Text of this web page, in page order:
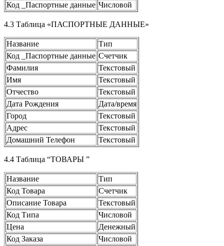
Код _Паспортные данные Числовой
4.3 Таблица «ПАСПОРТНЫЕ ДАННЫЕ»
Название
Тип
Код _Паспортные данные Счетчик
Фамилия
Текстовый
Имя
Текстовый
Отчество
Текстовый
Дата Рождения
Дата/время
Город
Текстовый
Адрес
Текстовый
Домашний Телефон
Текстовый
4.4 Таблица “ТОВАРЫ ”
Название
Тип
Код Товара
Счетчик
Описание Товара
Текстовый
Код Типа
Числовой
Цена
Денежный
Код Заказа
Числовой